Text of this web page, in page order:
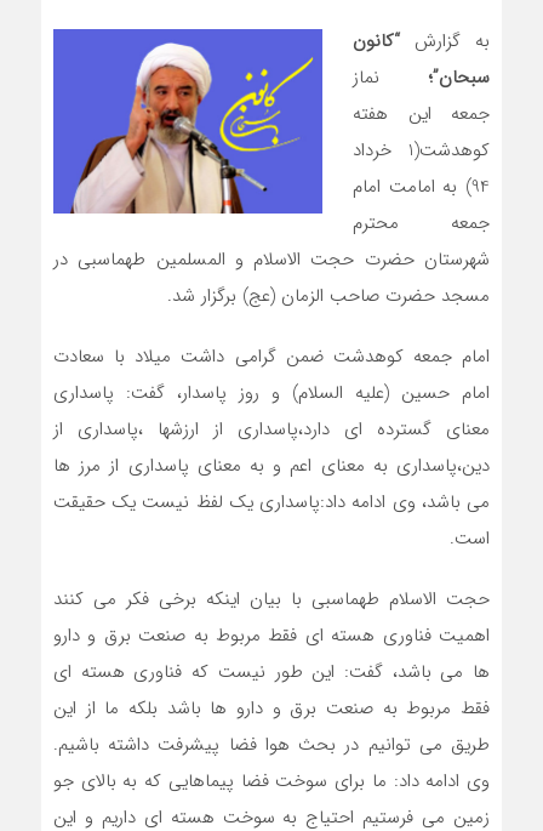
به گزارش “کانون
سبحان”؛ نماز
جمعه این هفته
کوهدشت(1 خرداد
94) به امامت امام
جمعه محترم
شهرستان حضرت حجت الاسلام و المسلمین طهماسبی در
مسجد حضرت صاحب الزمان (عج) برگزار شد.
امام‌ جمعه کوهدشت ضمن گرامی داشت میلاد با سعادت
امام حسین (علیه السلام) و روز پاسدار، گفت: پاسداری
معنای گسترده ای دارد،پاسداری از ارزشها ،پاسداری از
دین،پاسداری به معنای اعم و به معنای پاسداری از مرز ها
می باشد، وی ادامه داد:پاسداری یک لفظ نیست یک حقیقت
است.
حجت الاسلام طهماسبی با بیان اینکه برخی فکر می کنند
اهمیت فناوری هسته ای فقط مربوط به صنعت برق و دارو
ها می باشد، گفت: این طور نیست که فناوری هسته ای
فقط مربوط به صنعت برق و دارو ها باشد بلکه ما از این
طریق می توانیم در بحث هوا فضا پیشرفت داشته باشیم.
وی ادامه داد: ما برای سوخت فضا پیماهایی که به بالای جو
زمین می فرستیم احتیاج به سوخت هسته ای داریم و این